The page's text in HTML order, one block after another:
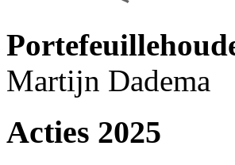
Martijn Dadema
Acties 2025